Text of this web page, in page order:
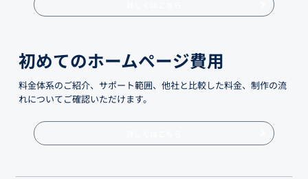
初めてのホームページ費用
料金体系のご紹介、サポート範囲、他社と比較した料金、制作の流
れについてご確認いただけます。